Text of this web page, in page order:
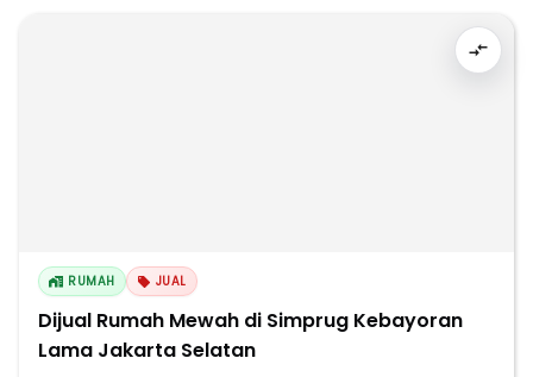
RUMAH JUAL
Dijual Rumah Mewah di Simprug Kebayoran
Lama Jakarta Selatan